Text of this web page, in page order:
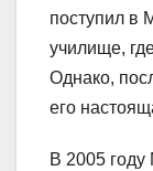
поступил в
училище,
Однако,
его
В 2005